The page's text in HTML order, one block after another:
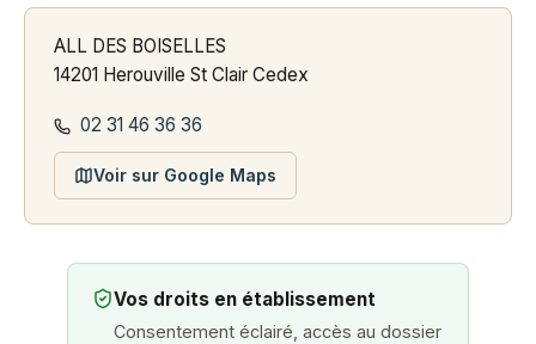
ALL DES BOISELLES
14201 Herouville St Clair Cedex
02 31 46 36 36
Voir sur Google Maps
Vos droits en établissement
Consentement éclairé, accès au dossier